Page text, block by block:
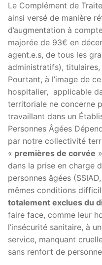
Le Complément de
ainsi versé de manière
d’augmentation à
majorée de 93€ en
agent.e.s, de tous les
administratifs),
Pourtant, à l’image de
hospitalier, applicable
territoriale ne concerne
travaillant dans un
Personnes Âgées
par notre collectivité
« premières de corvée
dans la prise en charge
personnes âgées
mêmes conditions
totalement exclues du
faire face, comme leur
l’insécurité sanitaire, à
service, manquant
sans renfort de